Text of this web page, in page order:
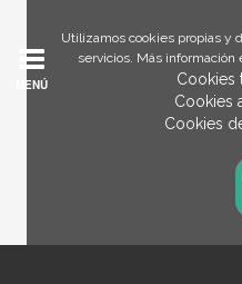
Utilizamos cookies propias y
servicios. Más información
Cookies
Cookies
Cookies
MENÚ